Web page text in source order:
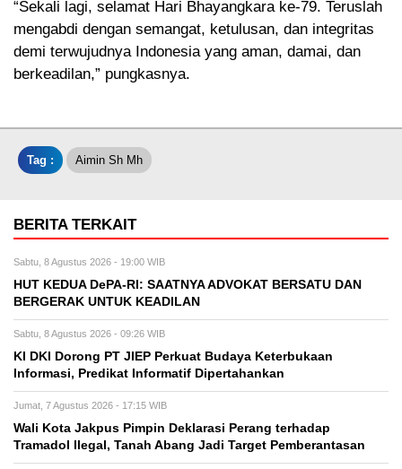
“Sekali lagi, selamat Hari Bhayangkara ke-79. Teruslah
mengabdi dengan semangat, ketulusan, dan integritas
demi terwujudnya Indonesia yang aman, damai, dan
berkeadilan,” pungkasnya.
Tag : Aimin Sh Mh
BERITA TERKAIT
Sabtu, 8 Agustus 2026 - 19:00 WIB
HUT KEDUA DePA-RI: SAATNYA ADVOKAT BERSATU DAN
BERGERAK UNTUK KEADILAN
Sabtu, 8 Agustus 2026 - 09:26 WIB
KI DKI Dorong PT JIEP Perkuat Budaya Keterbukaan
Informasi, Predikat Informatif Dipertahankan
Jumat, 7 Agustus 2026 - 17:15 WIB
Wali Kota Jakpus Pimpin Deklarasi Perang terhadap
Tramadol Ilegal, Tanah Abang Jadi Target Pemberantasan